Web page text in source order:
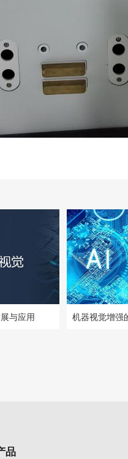
与应用 机器视觉增强
品